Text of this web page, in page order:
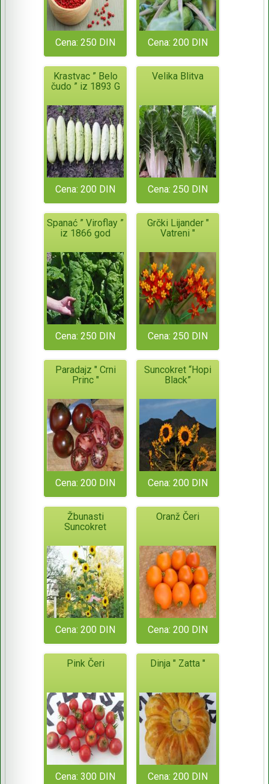
Cena: 250 DIN Cena: 200 DIN
Krastvac ” Belo
čudo ” iz 1893 G
Cena: 200 DIN
Velika Blitva
Cena: 250 DIN
Spanać ” Viroflay ”
iz 1866 god
Cena: 250 DIN
Grčki Lijander "
Vatreni "
Cena: 250 DIN
Paradajz " Crni
Princ "
Cena: 200 DIN
Suncokret “Hopi
Black”
Cena: 200 DIN
Žbunasti
Suncokret
Cena: 200 DIN
Oranž Čeri
Cena: 200 DIN
Pink Čeri
Cena: 300 DIN
Dinja " Zatta "
Cena: 200 DIN